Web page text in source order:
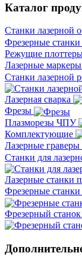
Каталог
Станки лазерной
Фрезерные
Режущие
Лазерные маркеры
Станки лазерной
Лазерная сварка
Фрезы
Плазморезы ЧПУ
Комплектующие
Лазерные граверы
Станки для
Лазерные станки
Фрезерные
Фрезерный